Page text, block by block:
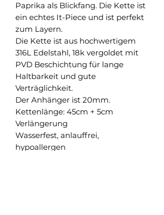
Paprika als Blickfang. Die Kette ist
ein echtes It-Piece und ist perfekt
zum Layern.
Die Kette ist aus hochwertigem
316L Edelstahl, 18k vergoldet mit
PVD Beschichtung für lange
Haltbarkeit und gute
Verträglichkeit.
Der Anhänger ist 20mm.
Kettenlänge: 45cm + 5cm
Verlängerung
Wasserfest, anlauffrei,
hypoallergen